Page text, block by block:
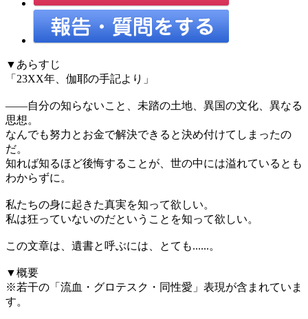
▼あらすじ
「23XX年、伽耶の手記より」
――自分の知らないこと、未踏の土地、異国の文化、異なる
思想。
なんでも努力とお金で解決できると決め付けてしまったの
だ。
知れば知るほど後悔することが、世の中には溢れているとも
わからずに。
私たちの身に起きた真実を知って欲しい。
私は狂っていないのだということを知って欲しい。
この文章は、遺書と呼ぶには、とても......。
▼概要
※若干の「流血・グロテスク・同性愛」表現が含まれていま
す。